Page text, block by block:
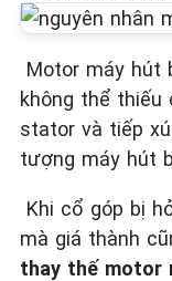
Motor máy hút
không thể thiếu
stator và tiếp
tượng máy hút
Khi cổ góp bị
mà giá thành
thay thế motor